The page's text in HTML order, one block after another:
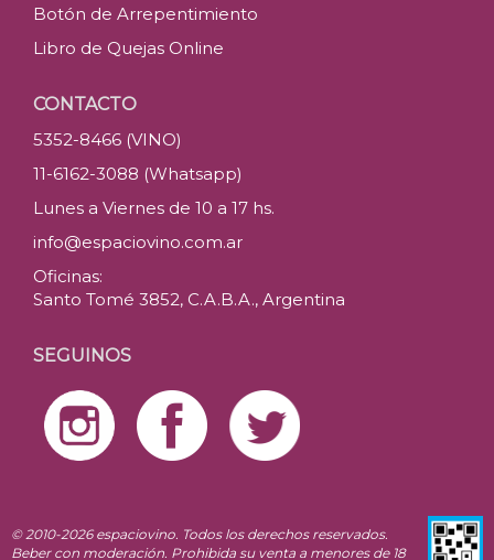
Botón de Arrepentimiento
Libro de Quejas Online
CONTACTO
5352-8466 (VINO)
11-6162-3088 (Whatsapp)
Lunes a Viernes de 10 a 17 hs.
info@espaciovino.com.ar
Oficinas:
Santo Tomé 3852, C.A.B.A., Argentina
SEGUINOS
© 2010-2026 espaciovino. Todos los derechos reservados.
Beber con moderación. Prohibida su venta a menores de 18